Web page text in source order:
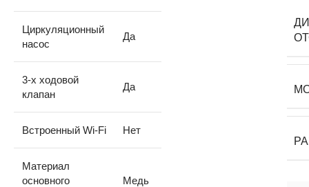
Циркуляционный
насос
Да
3-х ходовой
клапан
Да
Встроенный Wi-Fi Нет
Материал
основного
Медь